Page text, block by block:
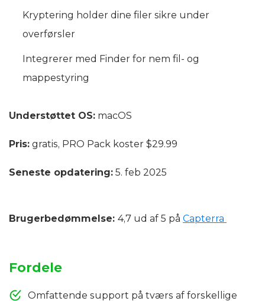
Kryptering holder dine filer sikre under
overførsler
Integrerer med Finder for nem fil- og
mappestyring
Understøttet OS: macOS
Pris: gratis, PRO Pack koster $29.99
Seneste opdatering: 5. feb 2025
Brugerbedømmelse: 4,7 ud af 5 på Capterra
Fordele
Omfattende support på tværs af forskellige